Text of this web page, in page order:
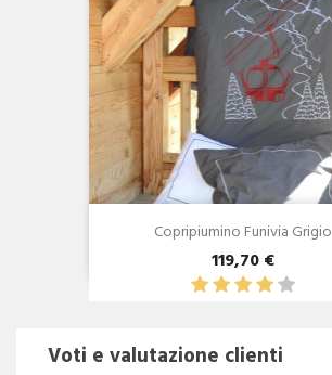
Copripiumino Funivia Grigio
119,70 €
Voti e valutazione clienti